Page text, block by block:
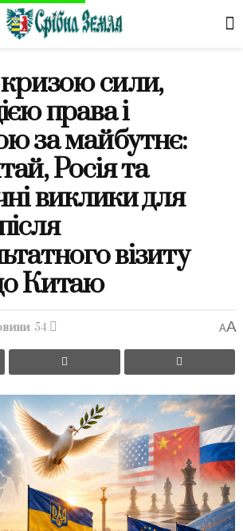
сили,
права і
за майбутнє:
Росія та
виклики для
візиту
Китаю
54 AA